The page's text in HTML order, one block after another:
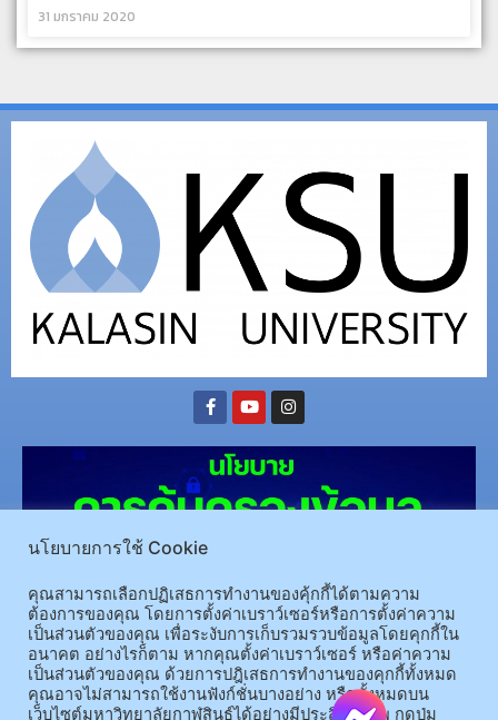
31 มกราคม 2020
(อ.นามน)13 หมู่ 14 ต.สงเปลือย อ.นามน จ.กาฬสินธุ์ 46230โทรศัพท์ : 043-602-055 โทรสาร :
043-602-044
(อ.เมือง)62/1 ถ.เกษตรสมบูรณ์ ต.กาฬสินธุ์ อ.เมือง จ.กาฬสินธุ์ 46000โทรศัพท์ 043-811128 08-
นโยบายการใช้ Cookie
คุณสามารถเลือกปฏิเสธการทำงานของคุ้กกี้ได้ตามความ
ต้องการของคุณ โดยการตั้งค่าเบราว์เซอร์หรือการตั้งค่าความ
เป็นส่วนตัวของคุณ เพื่อระงับการเก็บรวมรวบข้อมูลโดยคุกกี้ใน
อนาคต อย่างไรก็ตาม หากคุณตั้งค่าเบราว์เซอร์ หรือค่าความ
เป็นส่วนตัวของคุณ ด้วยการปฎิเสธการทำงานของคุกกี้ทั้งหมด
คุณอาจไม่สามารถใช้งานฟังก์ชั่นบางอย่าง หรือทั้งหมดบน
เว็บไซต์มหาวิทยาลัยกาฬสินธุ์ได้อย่างมีประสิทธิภาพ กดปุ่ม